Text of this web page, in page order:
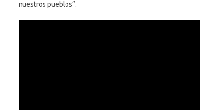
nuestros pueblos”.